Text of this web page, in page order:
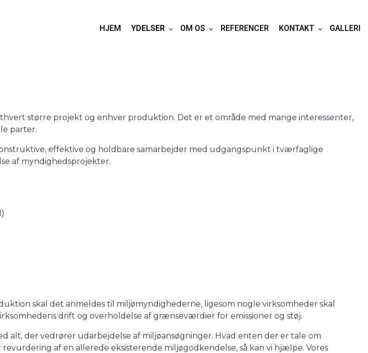
HJEM YDELSER OM OS REFERENCER KONTAKT GALLERI
større projekt og enhver produktion. Det er et område med mange interessenter,
parter.
effektive og holdbare samarbejder med udgangspunkt i tværfaglige
af myndighedsprojekter.
skal det anmeldes til miljømyndighederne, ligesom nogle virksomheder skal
drift og overholdelse af grænseværdier for emissioner og støj.
alt, der vedrører udarbejdelse af miljøansøgninger. Hvad enten der er tale om
af en allerede eksisterende miljøgodkendelse, så kan vi hjælpe. Vores